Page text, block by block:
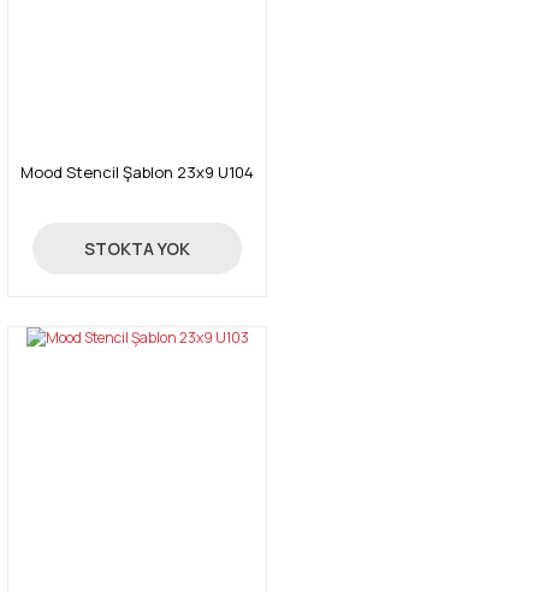
Mood Stencil Şablon 23x9 U104
24,00 TL
STOKTA YOK